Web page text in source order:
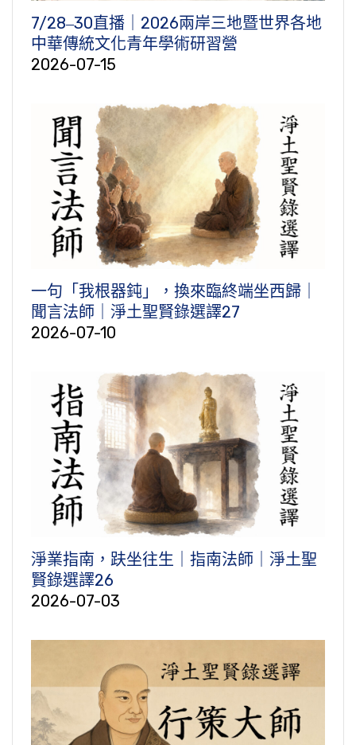
7/28‒30直播｜2026兩岸三地暨世界各地
中華傳統文化青年學術研習營
2026-07-15
一句「我根器鈍」，換來臨終端坐西歸｜
聞言法師｜淨土聖賢錄選譯27
2026-07-10
淨業指南，趺坐往生｜指南法師｜淨土聖
賢錄選譯26
2026-07-03